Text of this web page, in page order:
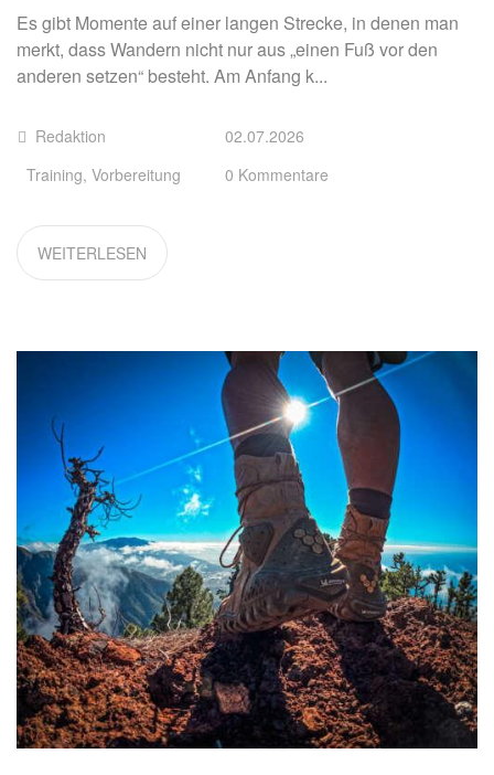
Es gibt Momente auf einer langen Strecke, in denen man
merkt, dass Wandern nicht nur aus „einen Fuß vor den
anderen setzen“ besteht. Am Anfang k...
Redaktion
Training, Vorbereitung
02.07.2026
0 Kommentare
WEITERLESEN